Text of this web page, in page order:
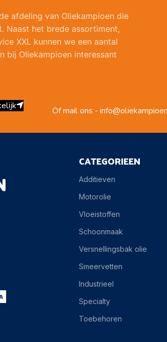
afdeling van Oliekampioen die
Naast het brede assortiment,
XXL kunnen we een aantal
bij Oliekampioen interessant
Of mail ons -
CATEGORIEEN
Additieven
Motorolie
Vloeistoffen
Schoonmaak
Versnellingsbak olie
Smeervetten
Industrieel
Specialty
Toebehoren